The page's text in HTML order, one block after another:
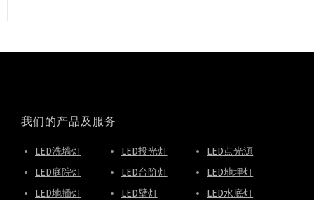
我们的产品及服务
LED洗墙灯 LED投光灯
LED点光源
LED庭院灯
LED台阶灯
LED地埋灯
LED地插灯
LED壁灯
LED水底灯